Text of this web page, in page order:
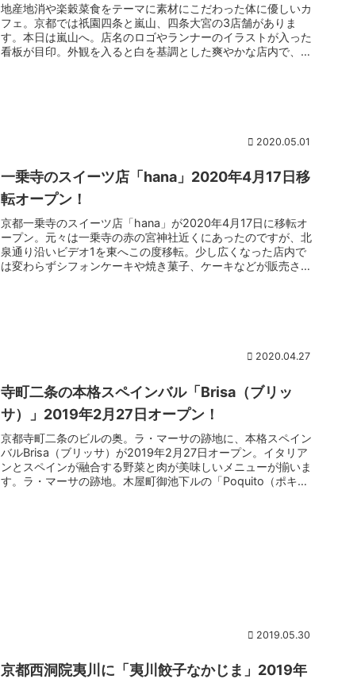
地産地消や楽穀菜食をテーマに素材にこだわった体に優しいカ
フェ。京都では祇園四条と嵐山、四条大宮の3店舗がありま
す。本日は嵐山へ。店名のロゴやランナーのイラストが入った
看板が目印。外観を入ると白を基調とした爽やかな店内で、
2020.05.01
一乗寺のスイーツ店「hana」2020年4月17日移
転オープン！
京都一乗寺のスイーツ店「hana」が2020年4月17日に移転オ
ープン。元々は一乗寺の赤の宮神社近くにあったのですが、北
泉通り沿いビデオ1を東へこの度移転。少し広くなった店内で
は変わらずシフォンケーキや焼き菓子、ケーキなどが販売され
2020.04.27
寺町二条の本格スペインバル「Brisa（ブリッ
サ）」2019年2月27日オープン！
京都寺町二条のビルの奥。ラ・マーサの跡地に、本格スペイン
バルBrisa（ブリッサ）が2019年2月27日オープン。イタリア
ンとスペインが融合する野菜と肉が美味しいメニューが揃いま
す。ラ・マーサの跡地。木屋町御池下ルの「Poquito（ポキ
2019.05.30
京都西洞院夷川に「夷川餃子なかじま」2019年